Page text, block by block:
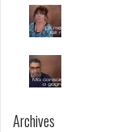
Archives